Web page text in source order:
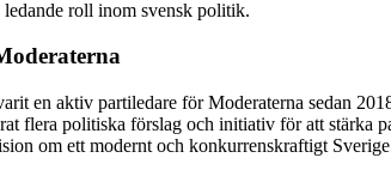
ledande roll inom svensk politik.
en aktiv partiledare för Moderaterna sedan
flera politiska förslag och initiativ för att stärka
om ett modernt och konkurrenskraftigt